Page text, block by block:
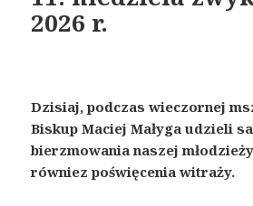
2026 r.
Dzisiaj, podczas wieczornej
Biskup Maciej Małyga udzieli
bierzmowania naszej
równiez poświęcenia witraży.